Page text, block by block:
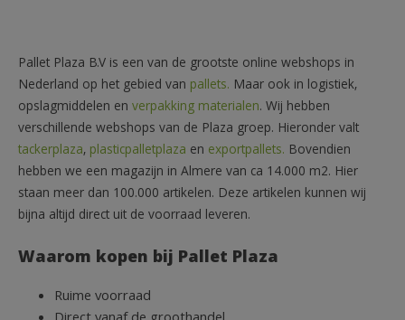
Pallet Plaza B.V is een van de grootste online webshops in
Nederland op het gebied van pallets. Maar ook in logistiek,
opslagmiddelen en verpakking materialen. Wij hebben
verschillende webshops van de Plaza groep. Hieronder valt
tackerplaza, plasticpalletplaza en exportpallets. Bovendien
hebben we een magazijn in Almere van ca 14.000 m2. Hier
staan meer dan 100.000 artikelen. Deze artikelen kunnen wij
bijna altijd direct uit de voorraad leveren.
Waarom kopen bij Pallet Plaza
Ruime voorraad